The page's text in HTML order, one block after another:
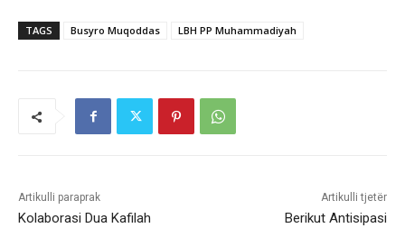
TAGS Busyro Muqoddas LBH PP Muhammadiyah
Artikulli paraprak
Kolaborasi Dua Kafilah
Artikulli tjetër
Berikut Antisipasi